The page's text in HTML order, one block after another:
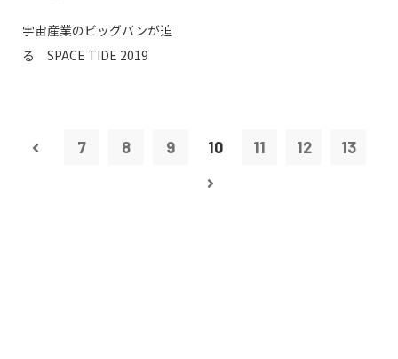
宇宙産業のビッグバンが迫
る SPACE TIDE 2019
7 8 9 10 11 12 13